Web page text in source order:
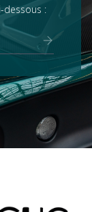
dessous :